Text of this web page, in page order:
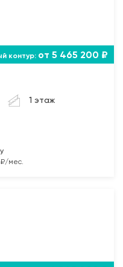
от 5 465 200 ₽
1 этаж
₽/мес.